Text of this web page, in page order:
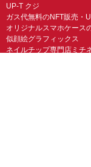
UP-T クジ
ガス代無料のNFT販売・
オリジナルスマホケース
似顔絵グラフィックス
ネイルチップ専門店ミチ